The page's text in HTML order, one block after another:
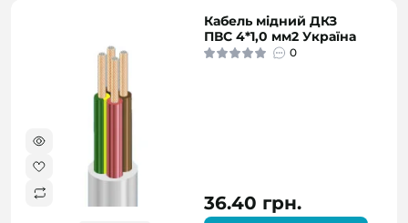
Кабель мідний ДКЗ
ПВС 4*1,0 мм2 Україна
0
36.40 грн.